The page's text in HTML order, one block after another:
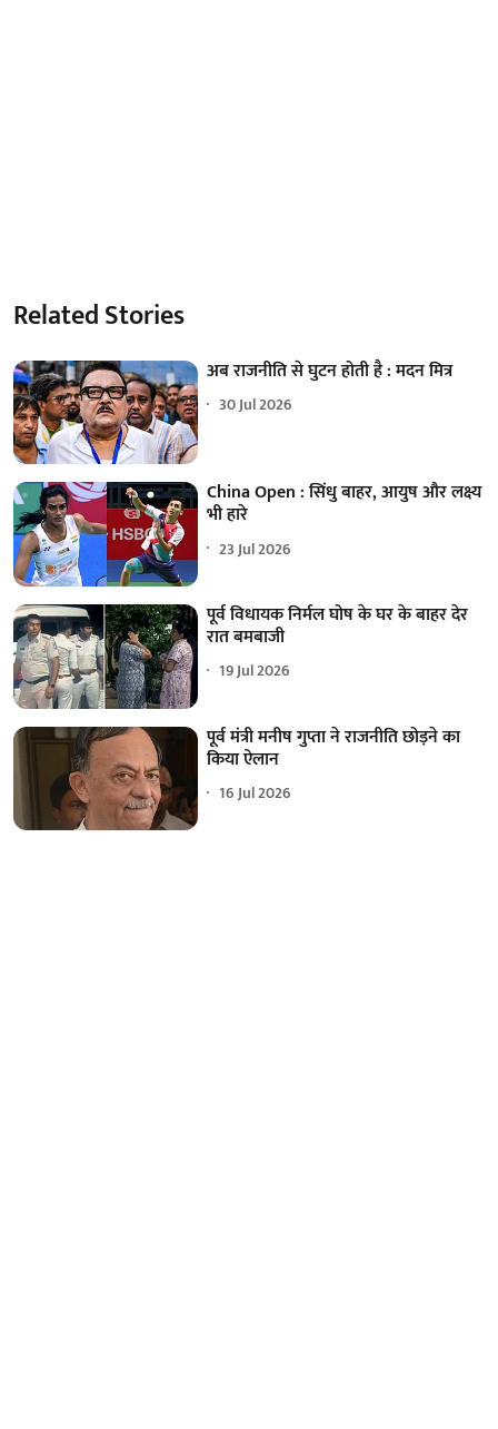
Related Stories
अब राजनीति से घुटन होती है : मदन मित्र
30 Jul 2026
China Open : सिंधु बाहर, आयुष और लक्ष्य
भी हारे
23 Jul 2026
पूर्व विधायक निर्मल घोष के घर के बाहर देर
रात बमबाजी
19 Jul 2026
पूर्व मंत्री मनीष गुप्ता ने राजनीति छोड़ने का
किया ऐलान
16 Jul 2026